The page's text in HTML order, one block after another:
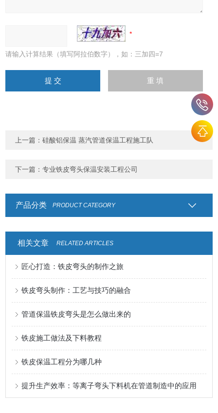
请输入计算结果（填写阿拉伯数字），如：三加四=7
上一篇：硅酸铝保温 蒸汽管道保温工程施工队
下一篇：专业铁皮弯头保温安装工程公司
产品分类 PRODUCT CATEGORY
相关文章 RELATED ARTICLES
匠心打造：铁皮弯头的制作之旅
铁皮弯头制作：工艺与技巧的融合
管道保温铁皮弯头是怎么做出来的
铁皮施工做法及下料教程
铁皮保温工程分为哪几种
提升生产效率：等离子弯头下料机在管道制造中的应用